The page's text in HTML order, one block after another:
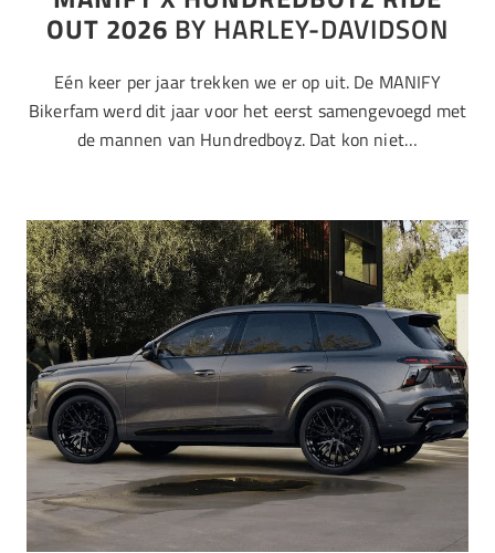
OUT 2026 BY HARLEY-DAVIDSON
Eén keer per jaar trekken we er op uit. De MANIFY
Bikerfam werd dit jaar voor het eerst samengevoegd met
de mannen van Hundredboyz. Dat kon niet…